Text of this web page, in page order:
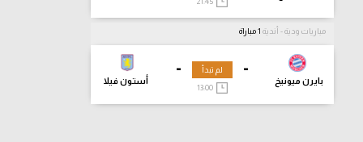
مباريات ودية - أندية
-
بايرن ميونيخ
-
أستون فيلا
لم تبدأ